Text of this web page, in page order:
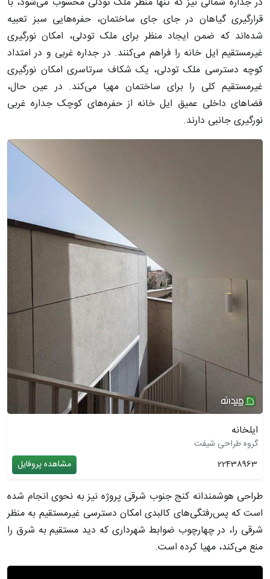
قرارگیری گیاهان در جای جای ساختمان، حفره‌هایی سبز تعبیه
شده‌اند که ضمن ایجاد منظر برای ملک تودلی، امکان نورگیری
غیرمستقیم ایل‌ خانه را فراهم می‌کنند. در جداره غربی و در امتداد
کوچه دسترسی ملک تودلی، یک شکاف سرتاسری امکان نورگیری
غیرمستقیم کلی را برای ساختمان مهیا می‌کند. در عین حال،
فضاهای داخلی عمیق ایل خانه از حفره‌های کوچک جداره غربی
نورگیری جانبی دارند.
ایلخانه
گروه طراحی شیفت
22438963
مشاهده پروفایل
طراحی هوشمندانه کنج جنوب شرقی پروژه نیز به نحوی انجام شده
است که پس‌رفتگی‌های کالبدی امکان دسترسی غیرمستقیم به منظر
شرقی را، در چهارچوب ضوابط شهرداری که دید مستقیم به شرق را
منع می‌کند، مهیا کرده است.